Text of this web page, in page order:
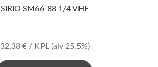
SIRIO SM66-88 1/4 VHF
32,38 €/ KPL (alv 25.5%)